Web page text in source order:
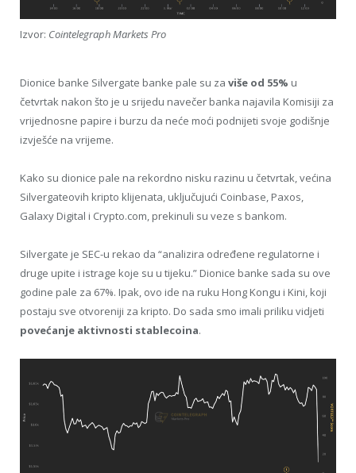
Izvor: Cointelegraph Markets Pro
Dionice banke Silvergate banke pale su za više od 55% u
četvrtak nakon što je u srijedu navečer banka najavila Komisiji za
vrijednosne papire i burzu da neće moći podnijeti svoje godišnje
izvješće na vrijeme.
Kako su dionice pale na rekordno nisku razinu u četvrtak, većina
Silvergateovih kripto klijenata, uključujući Coinbase, Paxos,
Galaxy Digital i Crypto.com, prekinuli su veze s bankom.
Silvergate je SEC-u rekao da “analizira određene regulatorne i
druge upite i istrage koje su u tijeku.” Dionice banke sada su ove
godine pale za 67%. Ipak, ovo ide na ruku Hong Kongu i Kini, koji
postaju sve otvoreniji za kripto. Do sada smo imali priliku vidjeti
povećanje aktivnosti stablecoina.